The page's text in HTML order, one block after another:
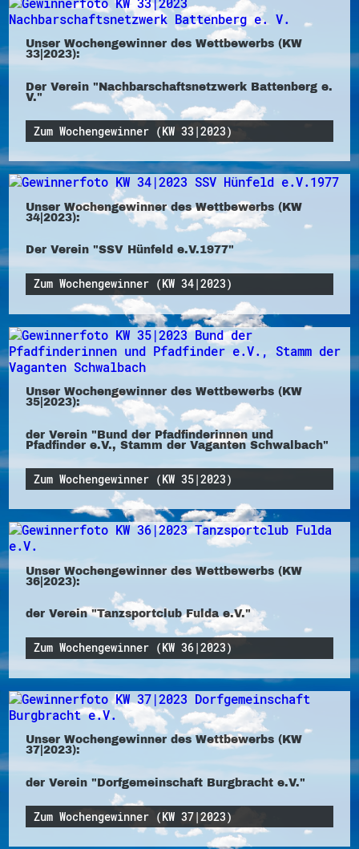
Unser Wochengewinner des Wettbewerbs (KW
33|2023):
Der Verein "Nachbarschaftsnetzwerk Battenberg e.
V."
Zum Wochengewinner (KW 33|2023)
Unser Wochengewinner des Wettbewerbs (KW
34|2023):
Der Verein "SSV Hünfeld e.V.1977"
Zum Wochengewinner (KW 34|2023)
Unser Wochengewinner des Wettbewerbs (KW
35|2023):
der Verein "Bund der Pfadfinderinnen und
Pfadfinder e.V., Stamm der Vaganten Schwalbach"
Zum Wochengewinner (KW 35|2023)
Unser Wochengewinner des Wettbewerbs (KW
36|2023):
der Verein "Tanzsportclub Fulda e.V."
Zum Wochengewinner (KW 36|2023)
Unser Wochengewinner des Wettbewerbs (KW
37|2023):
der Verein "Dorfgemeinschaft Burgbracht e.V."
Zum Wochengewinner (KW 37|2023)